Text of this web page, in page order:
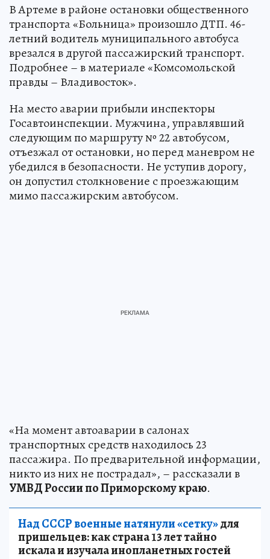
В Артеме в районе остановки общественного
транспорта «Больница» произошло ДТП. 46-
летний водитель муниципального автобуса
врезался в другой пассажирский транспорт.
Подробнее – в материале «Комсомольской
правды – Владивосток».
На место аварии прибыли инспекторы
Госавтоинспекции. Мужчина, управлявший
следующим по маршруту № 22 автобусом,
отъезжал от остановки, но перед маневром не
убедился в безопасности. Не уступив дорогу,
он допустил столкновение с проезжающим
мимо пассажирским автобусом.
«На момент автоаварии в салонах
транспортных средств находилось 23
пассажира. По предварительной информации,
никто из них не пострадал», – рассказали в
УМВД России по Приморскому краю.
Над СССР военные натянули «сетку»для
пришельцев: как страна 13 лет тайно
искала и изучала инопланетных гостей